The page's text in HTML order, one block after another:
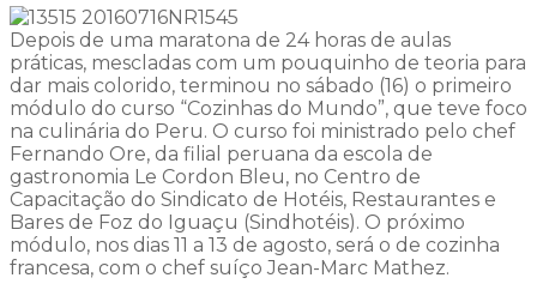
Depois de uma maratona de 24 horas de aulas
práticas, mescladas com um pouquinho de teoria para
dar mais colorido, terminou no sábado (16) o primeiro
módulo do curso “Cozinhas do Mundo”, que teve foco
na culinária do Peru. O curso foi ministrado pelo chef
Fernando Ore, da filial peruana da escola de
gastronomia Le Cordon Bleu, no Centro de
Capacitação do Sindicato de Hotéis, Restaurantes e
Bares de Foz do Iguaçu (Sindhotéis). O próximo
módulo, nos dias 11 a 13 de agosto, será o de cozinha
francesa, com o chef suíço Jean-Marc Mathez.